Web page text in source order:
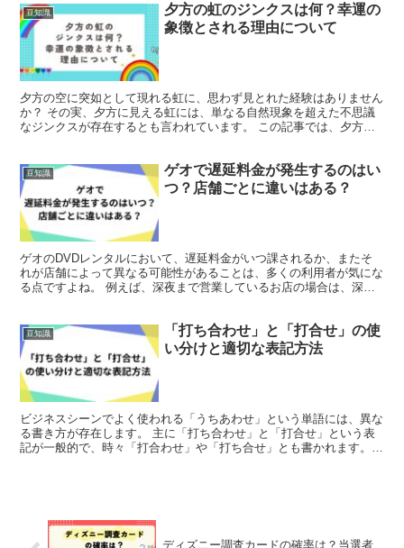
豆知識
夕方の虹のジンクスは何？幸運の
象徴とされる理由について
夕方の空に突如として現れる虹に、思わず見とれた経験はありません
か？ その実、夕方に見える虹には、単なる自然現象を超えた不思議
なジンクスが存在するとも言われています。 この記事では、夕方の
豆知識
ゲオで遅延料金が発生するのはい
つ？店舗ごとに違いはある？
ゲオのDVDレンタルにおいて、遅延料金がいつ課されるか、またそ
れが店舗によって異なる可能性があることは、多くの利用者が気にな
る点ですよね。 例えば、深夜まで営業しているお店の場合は、深夜
豆知識
「打ち合わせ」と「打合せ」の使
い分けと適切な表記方法
ビジネスシーンでよく使われる「うちあわせ」という単語には、異な
る書き方が存在します。 主に「打ち合わせ」と「打合せ」という表
記が一般的で、時々「打合わせ」や「打ち合せ」とも書かれます。
ディズニー調査カードの確率は？当選者